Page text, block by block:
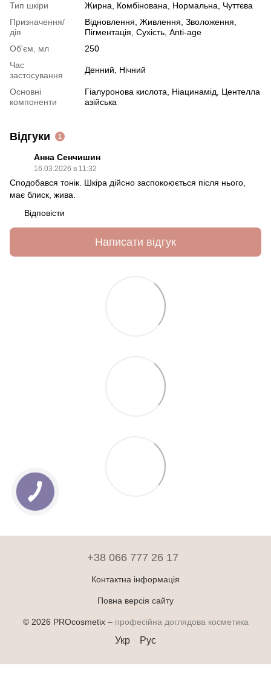
Тип шкіри
Жирна Комбінована Нормальна
Чуттєва
Призначення/
дія
Відновлення Живлення Зволоження
Пігментація Сухість Anti-age
Об'єм, мл
250
Час
застосування
Денний Нічний
Основні
компоненти
Гіалуронова кислота Ніацинамід
Центелла
азійська
Відгуки 1
Анна Сенчишин
16.03.2026 в 11:32
Сподобався тонік. Шкіра дійсно заспокоюється після нього,
має блиск, жива.
Відповісти
Написати відгук
+38 066 777 26 17
Контактна інформація
Повна версія сайту
© 2026 PROcosmetix – професійна доглядова косметика
Укр Рус